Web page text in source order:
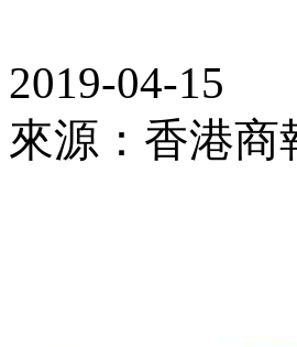
2019-04-15
來源：香港商